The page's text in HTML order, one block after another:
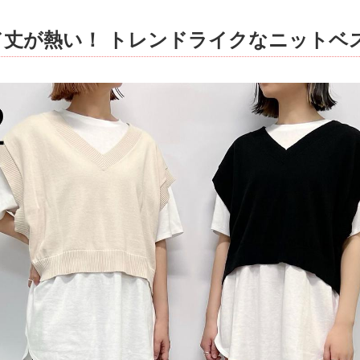
が熱い！ トレンドライクなニットベ